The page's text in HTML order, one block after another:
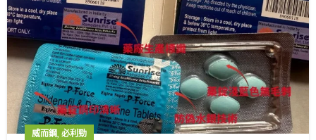
威而鋼, 必利勁